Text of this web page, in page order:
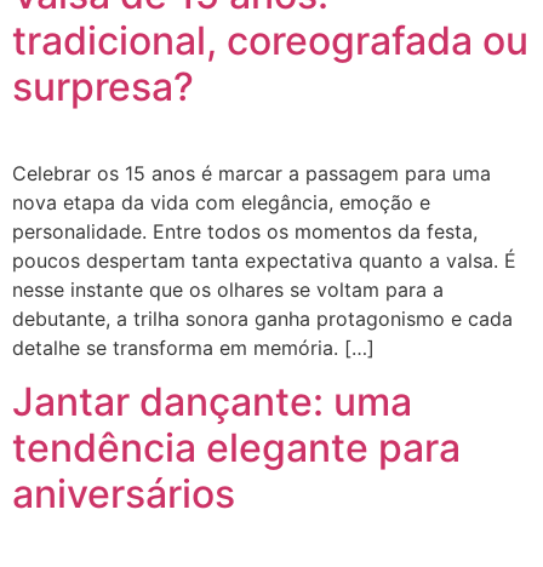
tradicional, coreografada ou
surpresa?
Celebrar os 15 anos é marcar a passagem para uma
nova etapa da vida com elegância, emoção e
personalidade. Entre todos os momentos da festa,
poucos despertam tanta expectativa quanto a valsa. É
nesse instante que os olhares se voltam para a
debutante, a trilha sonora ganha protagonismo e cada
detalhe se transforma em memória. […]
Jantar dançante: uma
tendência elegante para
aniversários